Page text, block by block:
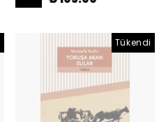
Tükendi